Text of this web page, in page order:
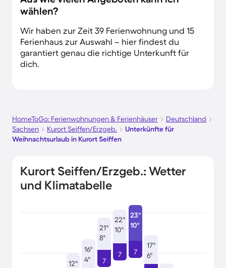
wählen?
Wir haben zur Zeit 39 Ferienwohnung und 15
Ferienhaus zur Auswahl – hier findest du
garantiert genau die richtige Unterkunft für
dich.
HomeToGo: Ferienwohnungen & Ferienhäuser
Deutschland
Sachsen
Kurort Seiffen/Erzgeb.
Unterkünfte für
Weihnachtsurlaub in Kurort Seiffen
Kurort Seiffen/Erzgeb.: Wetter
und Klimatabelle
12°
16°
4°
21°
8°
7
22°
10°
7
23°
10°
7
17°
6°